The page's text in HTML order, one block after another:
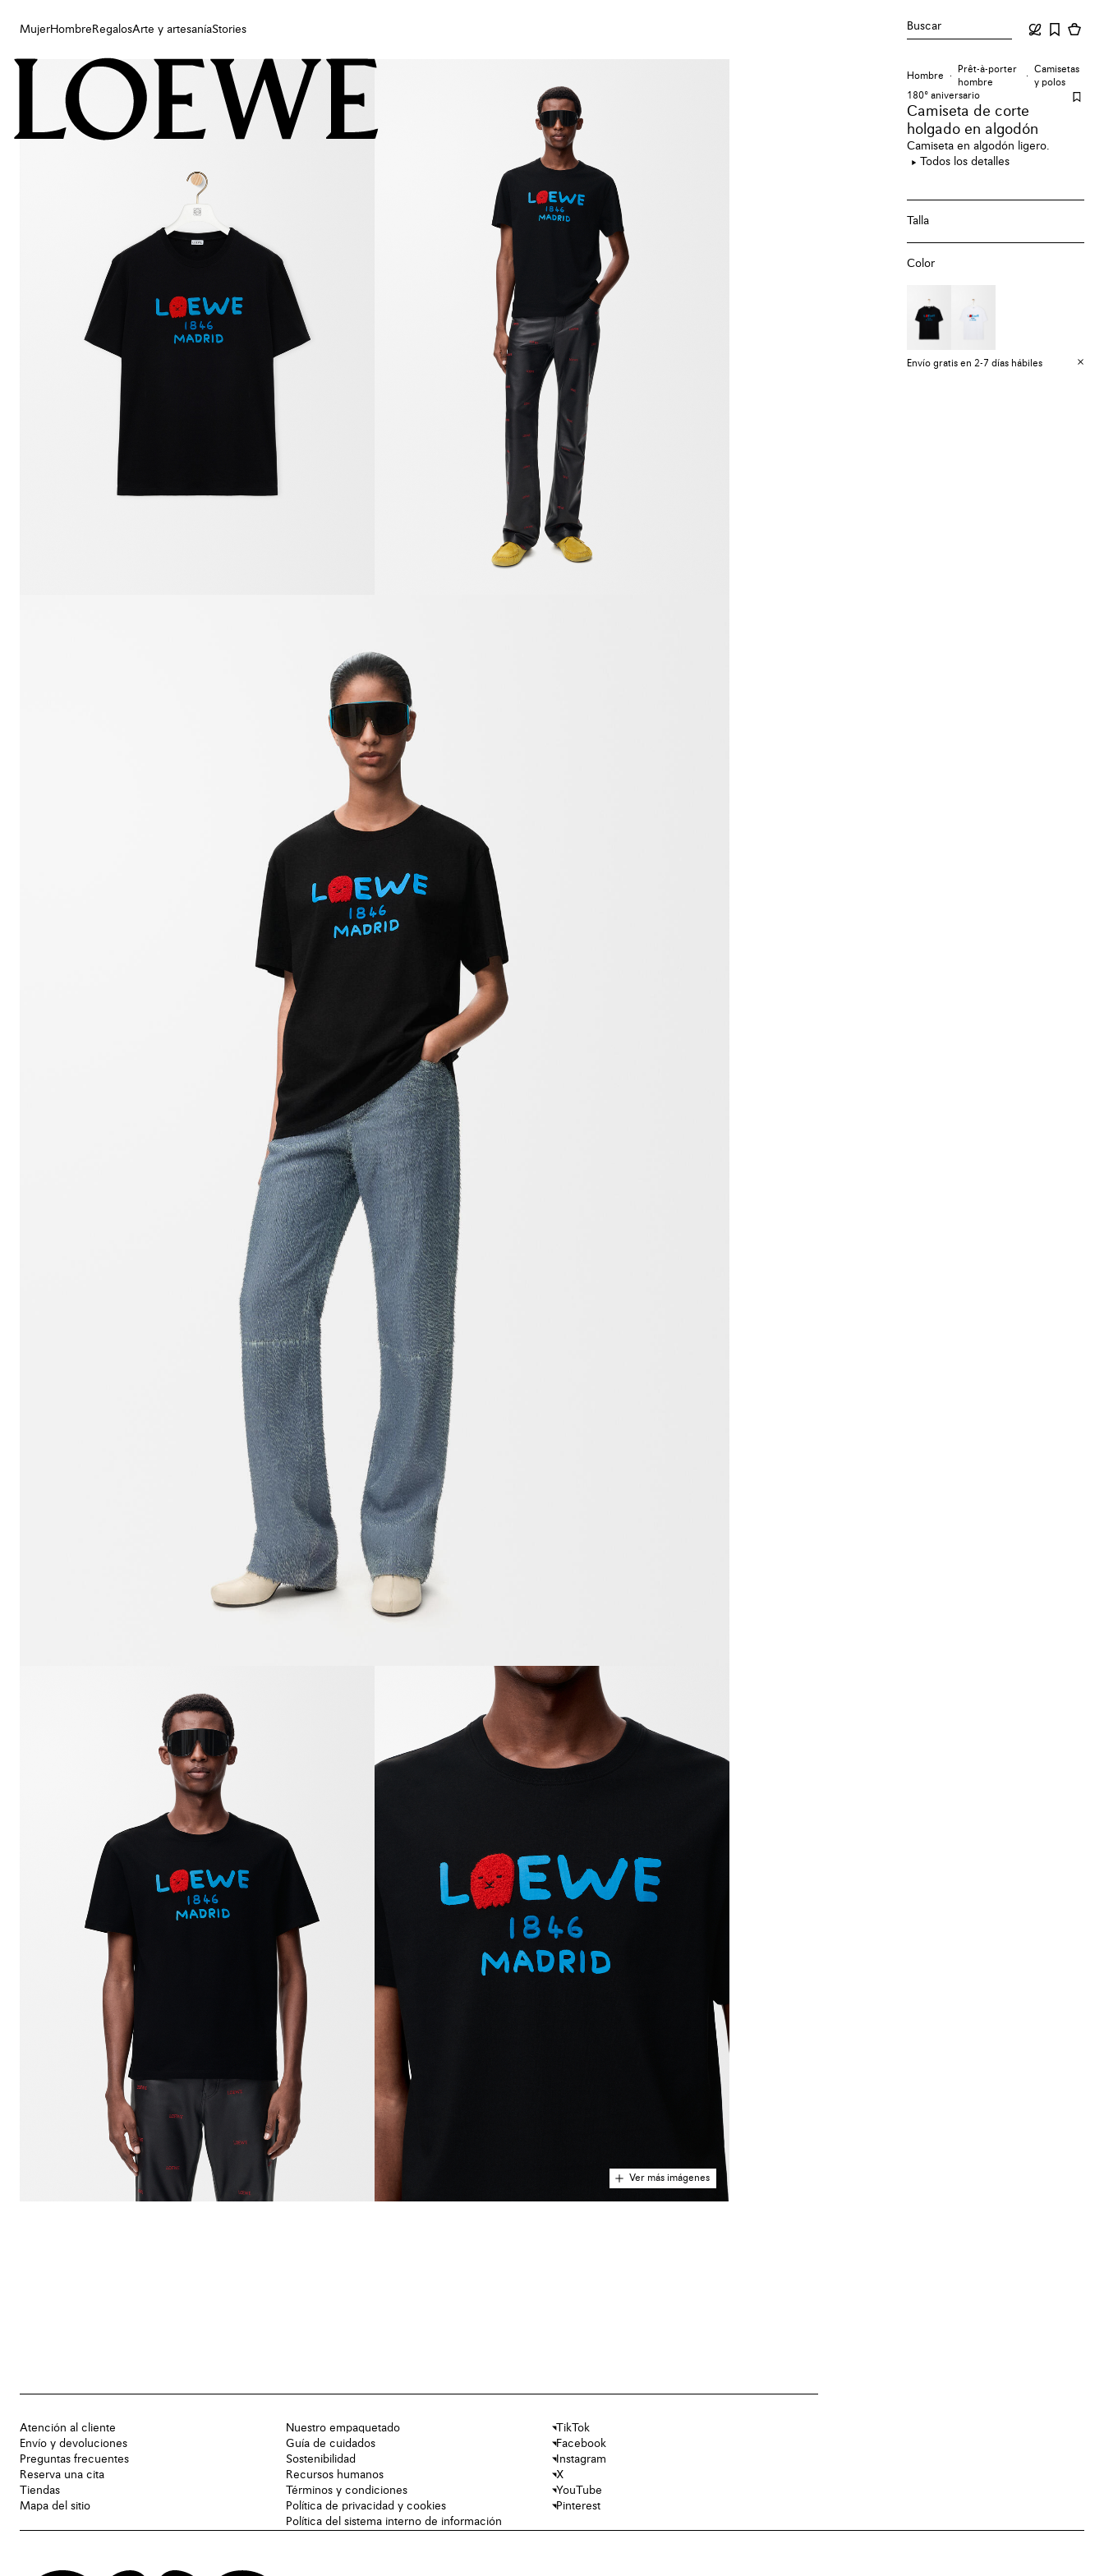
MujerHombre RegalosArte y artesaníaStories Buscar
Mujer
Arte y artesanía
Ver más imágenes
Hombre
Prêt-à-porter
hombre
Camisetas
y polos
180º aniversario
Camiseta de corte
holgado en algodón
Camiseta en algodón ligero.
Todos los detalles
Talla
Color
Envío gratis en 2-7 días hábiles
Atención al cliente
Envío y devoluciones
Preguntas frecuentes
Reserva una cita
Tiendas
Mapa del sitio
Nuestro empaquetado
Guía de cuidados
Sostenibilidad
Recursos humanos
Términos y condiciones
Política de privacidad y cookies
Política del sistema interno de información
TikTok
Facebook
Instagram
X
YouTube
Pinterest